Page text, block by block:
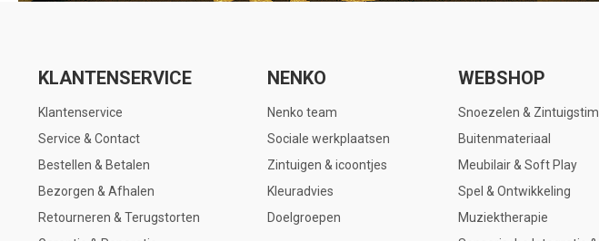
KLANTENSERVICE
Klantenservice
Service & Contact
Bestellen & Betalen
Bezorgen & Afhalen
Retourneren & Terugstorten
NENKO
Nenko team
Sociale werkplaatsen
Zintuigen & icoontjes
Kleuradvies
Doelgroepen
WEBSHOP
Snoezelen &
Buitenmateriaal
Meubilair & Soft Play
Spel & Ontwikkeling
Muziektherapie